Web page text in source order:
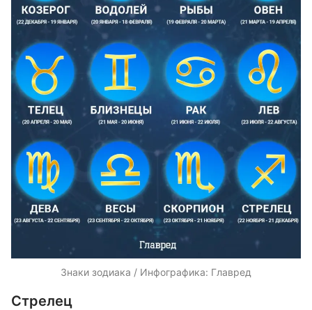
Знаки зодиака / Инфографика: Главред
Стрелец